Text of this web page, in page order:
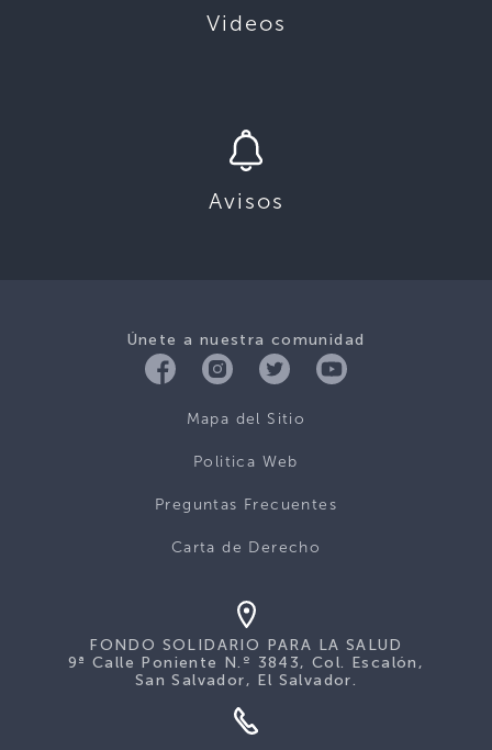
Videos
Avisos
Únete a nuestra comunidad
Mapa del Sitio
Politica Web
Preguntas Frecuentes
Carta de Derecho
FONDO SOLIDARIO PARA LA SALUD
9ª Calle Poniente N.º 3843, Col. Escalón,
San Salvador, El Salvador.